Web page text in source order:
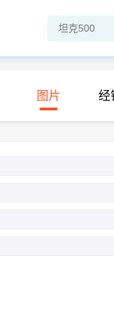
图片 经